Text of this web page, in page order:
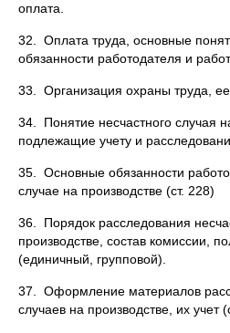
оплата.
32. Оплата труда, основные
обязанности работодателя и
33. Организация охраны труда,
34. Понятие несчастного случая
подлежащие учету и
35. Основные обязанности
случае на производстве (ст. 228)
36. Порядок расследования
производстве, состав комиссии,
(единичный, групповой).
37. Оформление материалов
случаев на производстве, их учет